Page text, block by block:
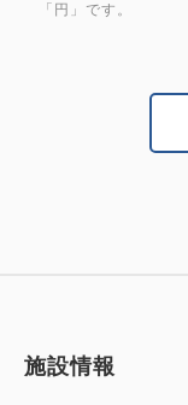
JR大阪駅から最
「円」です。
施設情報